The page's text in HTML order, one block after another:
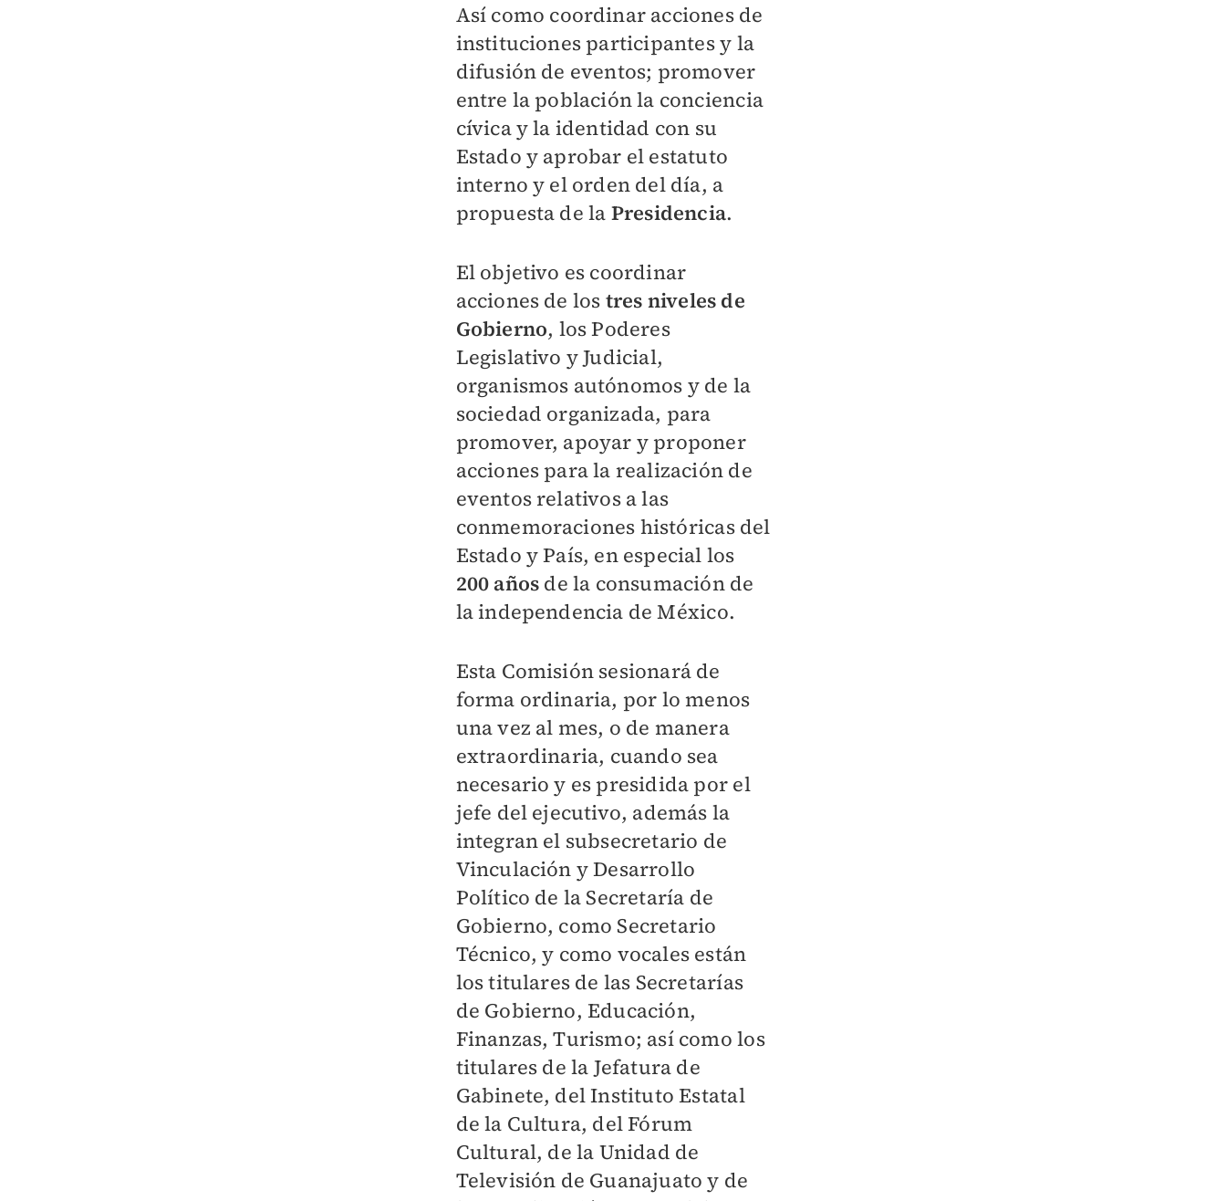
Así como coordinar acciones de
instituciones participantes y la
difusión de eventos; promover
entre la población la conciencia
cívica y la identidad con su
Estado y aprobar el estatuto
interno y el orden del día, a
propuesta de la Presidencia.
El objetivo es coordinar
acciones de los tres niveles de
Gobierno, los Poderes
Legislativo y Judicial,
organismos autónomos y de la
sociedad organizada, para
promover, apoyar y proponer
acciones para la realización de
eventos relativos a las
conmemoraciones históricas del
Estado y País, en especial los
200 años de la consumación de
la independencia de México.
Esta Comisión sesionará de
forma ordinaria, por lo menos
una vez al mes, o de manera
extraordinaria, cuando sea
necesario y es presidida por el
jefe del ejecutivo, además la
integran el subsecretario de
Vinculación y Desarrollo
Político de la Secretaría de
Gobierno, como Secretario
Técnico, y como vocales están
los titulares de las Secretarías
de Gobierno, Educación,
Finanzas, Turismo; así como los
titulares de la Jefatura de
Gabinete, del Instituto Estatal
de la Cultura, del Fórum
Cultural, de la Unidad de
Televisión de Guanajuato y de